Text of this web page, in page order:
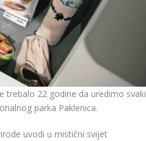
trebalo 22 godine da uredimo svaki
parka Paklenica.
uvodi u mistični svijet